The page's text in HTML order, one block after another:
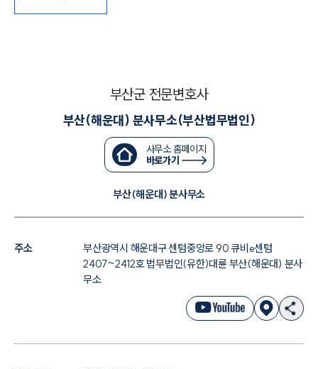
군전문변호사
소식/자료
언론보도
법률 블로그
세미나
대륜법률상담예약
부산군 전문변호사
부산(해운대) 분사무소(부산법무법인)
사무소 홈페이지
바로가기
부산(해운대) 분사무소
주소
부산광역시 해운대구 센텀중앙로 90 큐비e센텀
2407~2412호 법무법인(유한)대륜 부산(해운대) 분사
무소